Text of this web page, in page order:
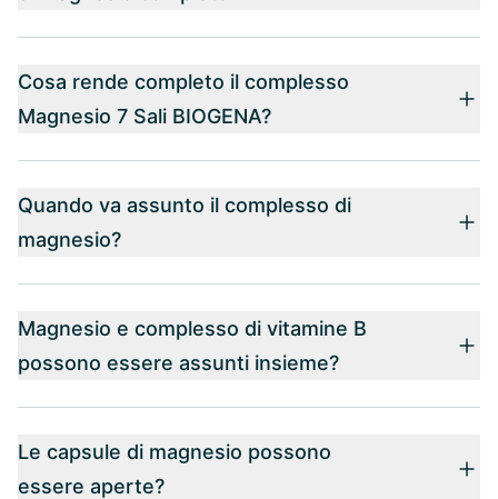
Cosa rende completo il complesso
Magnesio 7 Sali BIOGENA?
Quando va assunto il complesso di
magnesio?
Magnesio e complesso di vitamine B
possono essere assunti insieme?
Le capsule di magnesio possono
essere aperte?